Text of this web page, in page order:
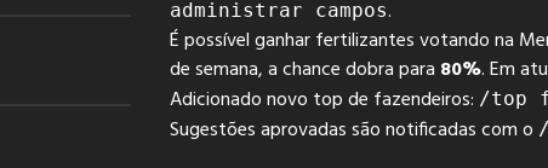
administrar campos.
É possível ganhar fertilizantes votando na
de semana, a chance dobra para 80%. Em
Adicionado novo top de fazendeiros: /top
Sugestões aprovadas são notificadas com o